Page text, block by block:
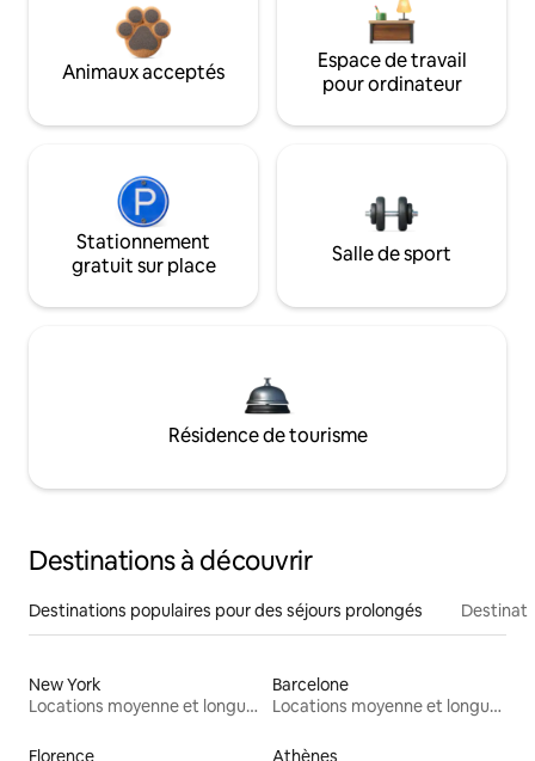
Animaux acceptés
Espace de travail
pour ordinateur
Stationnement
gratuit sur place
Salle de sport
Résidence de tourisme
Destinations à découvrir
Destinations populaires pour des séjours prolongés
New York
Locations moyenne et longue durée
Barcelone
Locations moyenne et longue durée
Florence Athènes